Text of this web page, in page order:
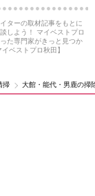
ターの取材記事をもとに
しよう！ マイベストプロ
た専門家がきっと見つか
ベストプロ秋田】
掃 大館・能代・男鹿の掃